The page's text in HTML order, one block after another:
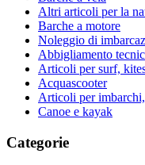
Altri articoli per la
Barche a motore
Noleggio di
Abbigliamento
Articoli per surf,
Acquascooter
Articoli per
Canoe e kayak
Categorie